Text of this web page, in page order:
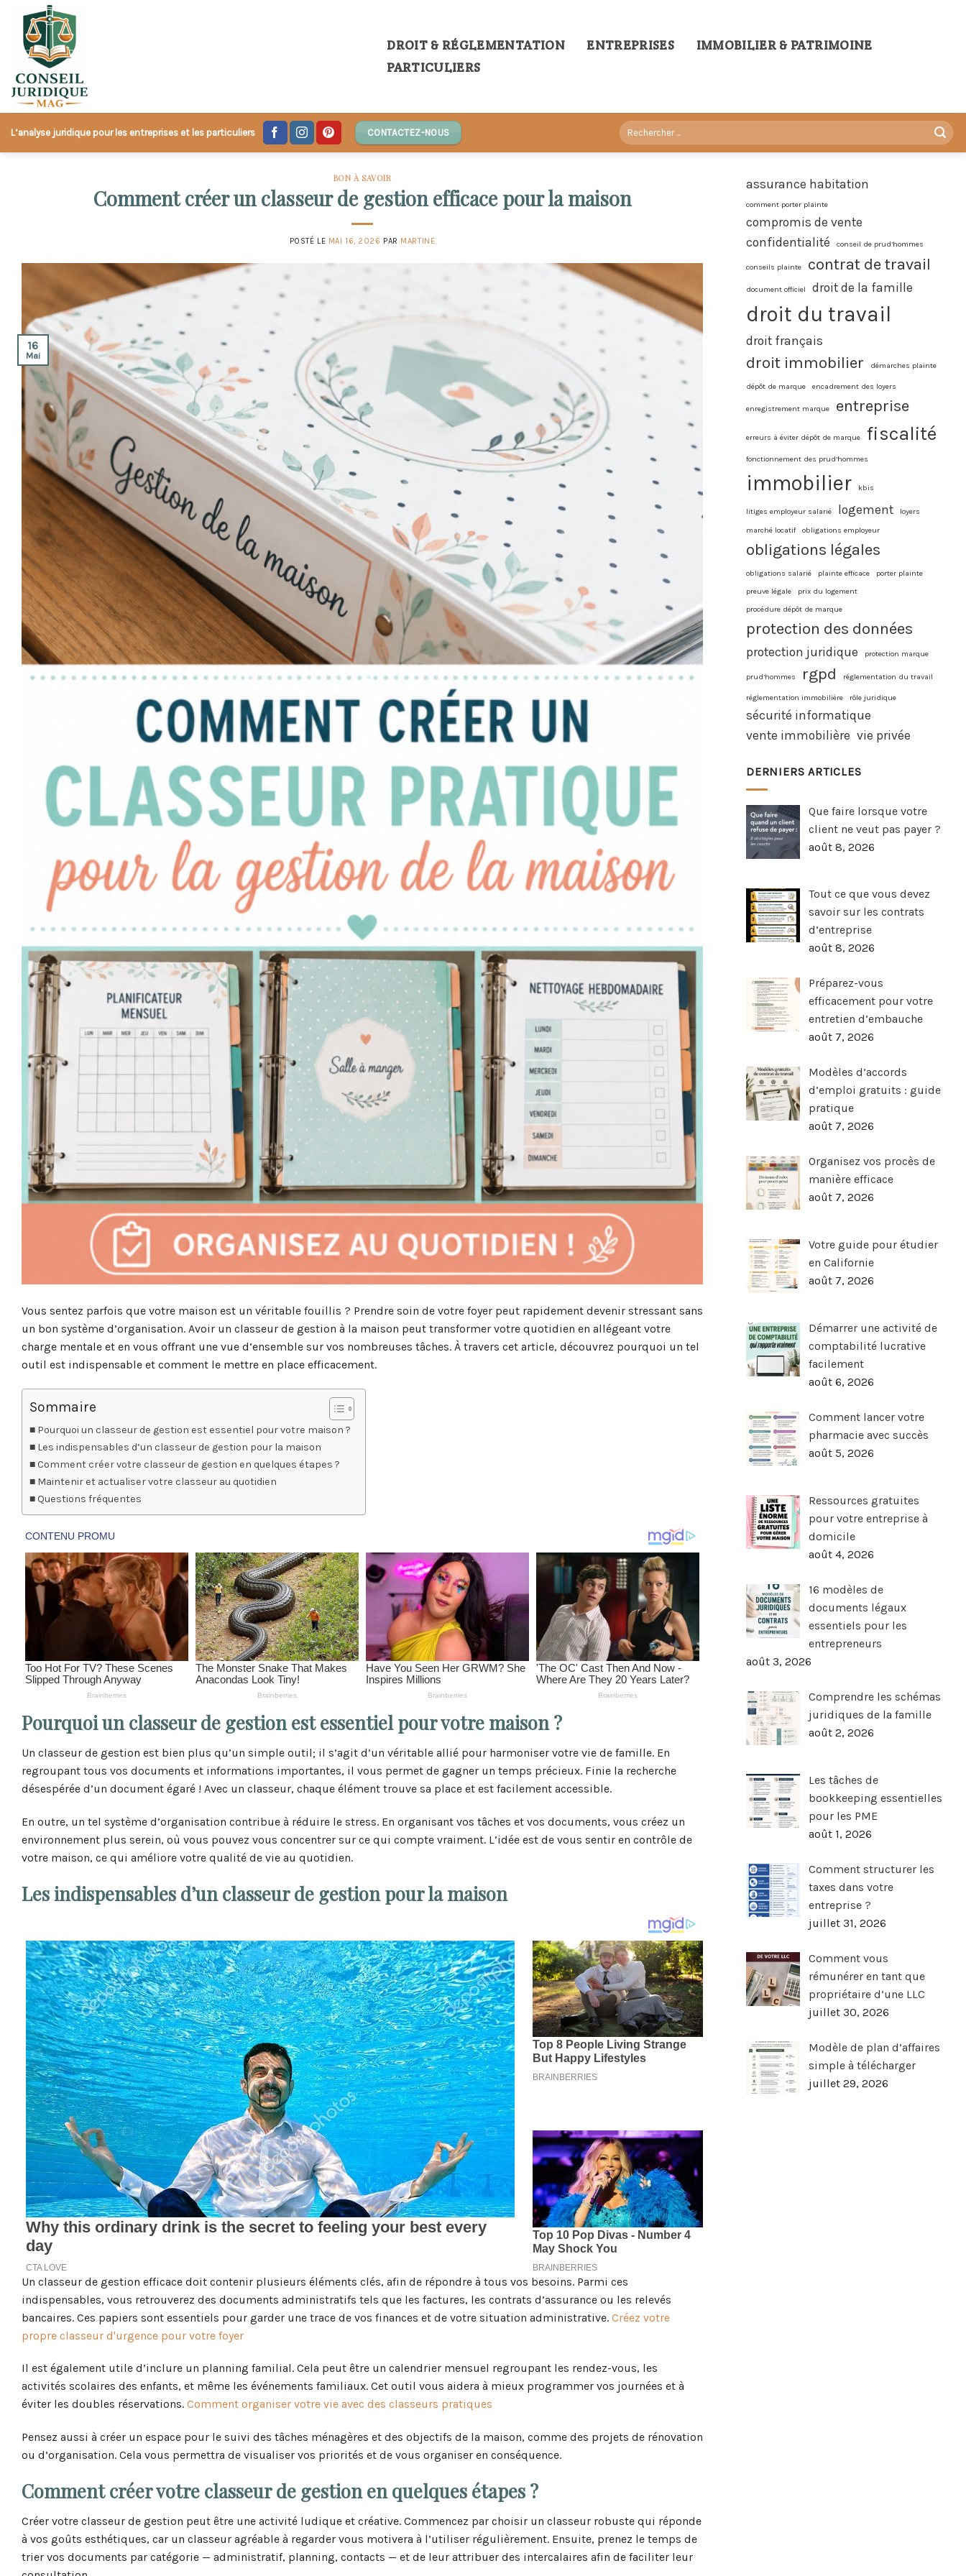
content
DROIT & RÉGLEMENTATION ENTREPRISES
IMMOBILIER & PATRIMOINE
PARTICULIERS
L’analyse juridique pour les entreprises et les particuliers CONTACTEZ-NOUS
BON À SAVOIR
Comment créer un classeur de gestion efficace pour la maison
POSTÉ LE MAI 16, 2026 PAR MARTINE
16
Mai
Vous sentez parfois que votre maison est un véritable fouillis ? Prendre soin de votre foyer peut rapidement devenir stressant sans
un bon système d’organisation. Avoir un classeur de gestion à la maison peut transformer votre quotidien en allégeant votre
charge mentale et en vous offrant une vue d’ensemble sur vos nombreuses tâches. À travers cet article, découvrez pourquoi un tel
outil est indispensable et comment le mettre en place efficacement.
Sommaire
Pourquoi un classeur de gestion est essentiel pour votre maison ?
Les indispensables d’un classeur de gestion pour la maison
Comment créer votre classeur de gestion en quelques étapes ?
Maintenir et actualiser votre classeur au quotidien
Questions fréquentes
Pourquoi un classeur de gestion est essentiel pour votre maison ?
Un classeur de gestion est bien plus qu’un simple outil; il s’agit d’un véritable allié pour harmoniser votre vie de famille. En
regroupant tous vos documents et informations importantes, il vous permet de gagner un temps précieux. Finie la recherche
désespérée d’un document égaré ! Avec un classeur, chaque élément trouve sa place et est facilement accessible.
En outre, un tel système d’organisation contribue à réduire le stress. En organisant vos tâches et vos documents, vous créez un
environnement plus serein, où vous pouvez vous concentrer sur ce qui compte vraiment. L’idée est de vous sentir en contrôle de
votre maison, ce qui améliore votre qualité de vie au quotidien.
Les indispensables d’un classeur de gestion pour la maison
Un classeur de gestion efficace doit contenir plusieurs éléments clés, afin de répondre à tous vos besoins. Parmi ces
indispensables, vous retrouverez des documents administratifs tels que les factures, les contrats d’assurance ou les relevés
bancaires. Ces papiers sont essentiels pour garder une trace de vos finances et de votre situation administrative. Créez votre
propre classeur d'urgence pour votre foyer
Il est également utile d’inclure un planning familial. Cela peut être un calendrier mensuel regroupant les rendez-vous, les
activités scolaires des enfants, et même les événements familiaux. Cet outil vous aidera à mieux programmer vos journées et à
éviter les doubles réservations. Comment organiser votre vie avec des classeurs pratiques
Pensez aussi à créer un espace pour le suivi des tâches ménagères et des objectifs de la maison, comme des projets de rénovation
ou d’organisation. Cela vous permettra de visualiser vos priorités et de vous organiser en conséquence.
Comment créer votre classeur de gestion en quelques étapes ?
Créer votre classeur de gestion peut être une activité ludique et créative. Commencez par choisir un classeur robuste qui réponde
à vos goûts esthétiques, car un classeur agréable à regarder vous motivera à l’utiliser régulièrement. Ensuite, prenez le temps de
trier vos documents par catégorie — administratif, planning, contacts — et de leur attribuer des intercalaires afin de faciliter leur
assurance habitation
comment porter plainte
compromis de vente
confidentialité
conseil de prud’hommes
conseils plainte contrat de travail
document officiel droit de la famille
droit du travail
droit français
droit immobilier démarches plainte
dépôt de marque encadrement des loyers
enregistrement marque entreprise
erreurs à éviter dépôt de marque fiscalité
fonctionnement des prud’hommes
immobilier kbis
litiges employeur salarié logement
loyers
marché locatif
obligations employeur
obligations légales
obligations salarié plainte efficace
porter plainte
preuve légale
prix du logement
procédure dépôt de marque
protection des données
protection juridique protection marque
prud’hommes rgpd réglementation du travail
réglementation immobilière rôle juridique
sécurité informatique
vente immobilière vie privée
DERNIERS ARTICLES
Que faire lorsque votre
client ne veut pas payer ?
août 8, 2026
Tout ce que vous devez
savoir sur les contrats
d’entreprise
août 8, 2026
Préparez-vous
efficacement pour votre
entretien d’embauche
août 7, 2026
Modèles d’accords
d’emploi gratuits : guide
pratique
août 7, 2026
Organisez vos procès de
manière efficace
août 7, 2026
Votre guide pour étudier
en Californie
août 7, 2026
Démarrer une activité de
comptabilité lucrative
facilement
août 6, 2026
Comment lancer votre
pharmacie avec succès
août 5, 2026
Ressources gratuites
pour votre entreprise à
domicile
août 4, 2026
16 modèles de
documents légaux
essentiels pour les
entrepreneurs
août 3, 2026
Comprendre les schémas
juridiques de la famille
août 2, 2026
Les tâches de
bookkeeping essentielles
pour les PME
août 1, 2026
Comment structurer les
taxes dans votre
entreprise ?
juillet 31, 2026
Comment vous
rémunérer en tant que
propriétaire d’une LLC
juillet 30, 2026
Modèle de plan d’affaires
simple à télécharger
juillet 29, 2026